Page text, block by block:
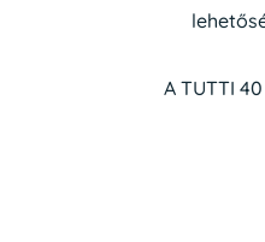
A TUTTI